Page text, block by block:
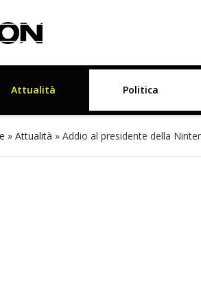
Attualità Politica
» Attualità » Addio al presidente della